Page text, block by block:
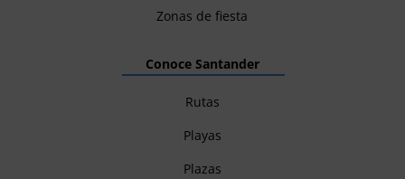
Zonas de fiesta
Conoce Santander
Rutas
Playas
Plazas